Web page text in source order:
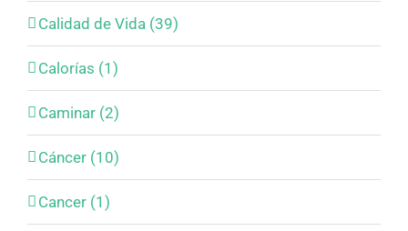
Calidad de Vida (39)
Calorías (1)
Caminar (2)
Cáncer (10)
Cancer (1)